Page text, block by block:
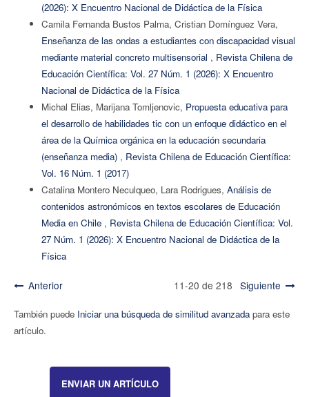
(2026): X Encuentro Nacional de Didáctica de la Física
Camila Fernanda Bustos Palma, Cristian Domínguez Vera,
Enseñanza de las ondas a estudiantes con discapacidad visual
mediante material concreto multisensorial , Revista Chilena de
Educación Científica: Vol. 27 Núm. 1 (2026): X Encuentro
Nacional de Didáctica de la Física
Michal Elias, Marijana Tomljenovic, Propuesta educativa para
el desarrollo de habilidades tic con un enfoque didáctico en el
área de la Química orgánica en la educación secundaria
(enseñanza media) , Revista Chilena de Educación Científica:
Vol. 16 Núm. 1 (2017)
Catalina Montero Neculqueo, Lara Rodrigues, Análisis de
contenidos astronómicos en textos escolares de Educación
Media en Chile , Revista Chilena de Educación Científica: Vol.
27 Núm. 1 (2026): X Encuentro Nacional de Didáctica de la
Física
Anterior 11-20 de 218 Siguiente
También puede Iniciar una búsqueda de similitud avanzadapara este
artículo.
ENVIAR UN ARTÍCULO